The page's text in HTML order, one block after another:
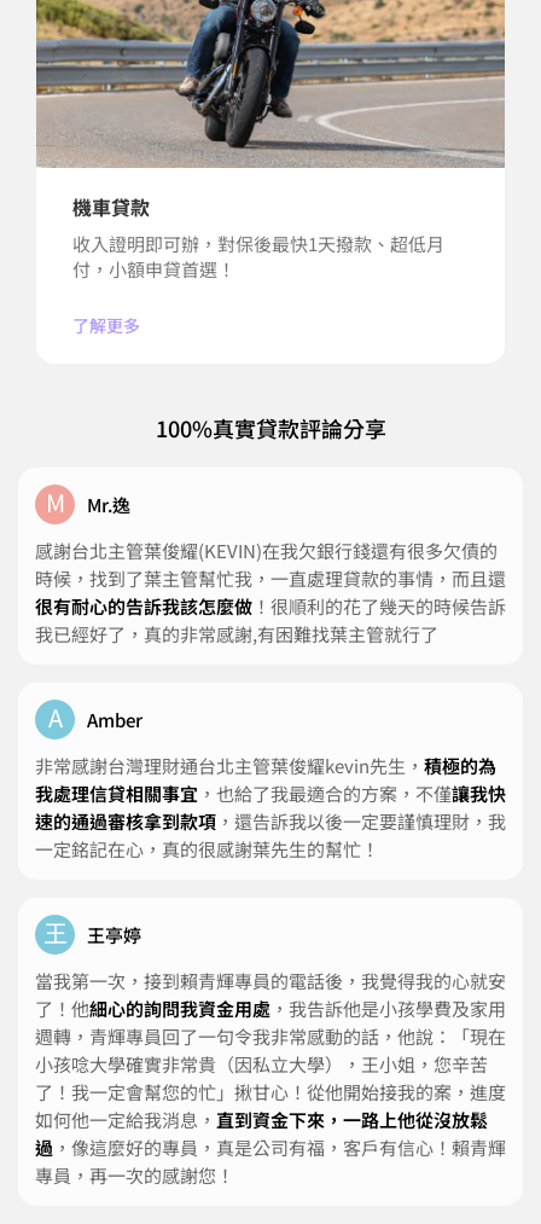
機車貸款
收入證明即可辦，對保後最快1天撥款、超低月
付，小額申貸首選！
了解更多
100%真實貸款評論分享
M
Mr.逸
感謝台北主管葉俊耀(KEVIN)在我欠銀行錢還有很多欠債的
時候，找到了葉主管幫忙我，一直處理貸款的事情，而且還
很有耐心的告訴我該怎麼做 ！很順利的花了幾天的時候告訴
我已經好了，真的非常感謝,有困難找葉主管就行了
A
Amber
非常感謝台灣理財通台北主管葉俊耀kevin先生， 積極的為
我處理信貸相關事宜 ，也給了我最適合的方案，不僅讓我快
速的通過審核拿到款項 ，還告訴我以後一定要謹慎理財，我
一定銘記在心，真的很感謝葉先生的幫忙！
王
王亭婷
當我第一次，接到賴青輝專員的電話後，我覺得我的心就安
了！他細心的詢問我資金用處 ，我告訴他是小孩學費及家用
週轉，青輝專員回了一句令我非常感動的話，他說：「現在
小孩唸大學確實非常貴（因私立大學），王小姐，您辛苦
了！我一定會幫您的忙」揪甘心！從他開始接我的案，進度
如何他一定給我消息， 直到資金下來，一路上他從沒放鬆
過 ，像這麼好的專員，真是公司有福，客戶有信心！賴青輝
專員，再一次的感謝您！